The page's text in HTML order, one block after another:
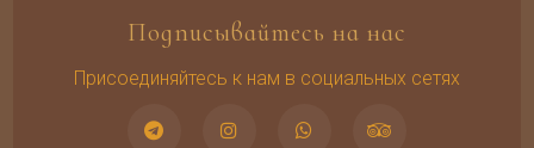
Подписывайтесь на нас
Присоединяйтесь к нам в социальных сетях